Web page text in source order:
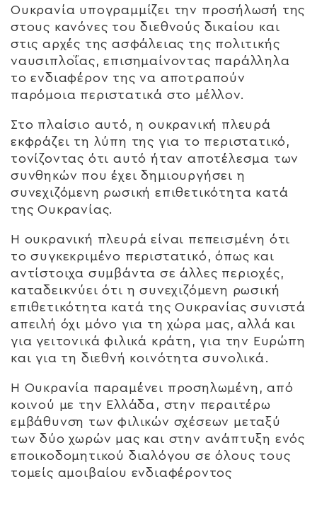
Ουκρανία υπογραμμίζει την προσήλωσή της
στους κανόνες του διεθνούς δικαίου και
στις αρχές της ασφάλειας της πολιτικής
ναυσιπλοΐας, επισημαίνοντας παράλληλα
το ενδιαφέρον της να αποτραπούν
παρόμοια περιστατικά στο μέλλον.
Στο πλαίσιο αυτό, η ουκρανική πλευρά
εκφράζει τη λύπη της για το περιστατικό,
τονίζοντας ότι αυτό ήταν αποτέλεσμα των
συνθηκών που έχει δημιουργήσει η
συνεχιζόμενη ρωσική επιθετικότητα κατά
της Ουκρανίας.
Η ουκρανική πλευρά είναι πεπεισμένη ότι
το συγκεκριμένο περιστατικό, όπως και
αντίστοιχα συμβάντα σε άλλες περιοχές,
καταδεικνύει ότι η συνεχιζόμενη ρωσική
επιθετικότητα κατά της Ουκρανίας συνιστά
απειλή όχι μόνο για τη χώρα μας, αλλά και
για γειτονικά φιλικά κράτη, για την Ευρώπη
και για τη διεθνή κοινότητα συνολικά.
Η Ουκρανία παραμένει προσηλωμένη, από
κοινού με την Ελλάδα, στην περαιτέρω
εμβάθυνση των φιλικών σχέσεων μεταξύ
των δύο χωρών μας και στην ανάπτυξη ενός
εποικοδομητικού διαλόγου σε όλους τους
τομείς αμοιβαίου ενδιαφέροντος